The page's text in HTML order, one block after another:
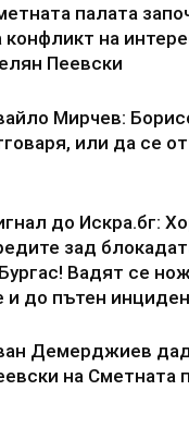
палата
конфликт на
Пеевски
Мирчев:
или да се
до Искра.бг:
зад
Вадят се
и до пътен
Демерджиев
на Сметната